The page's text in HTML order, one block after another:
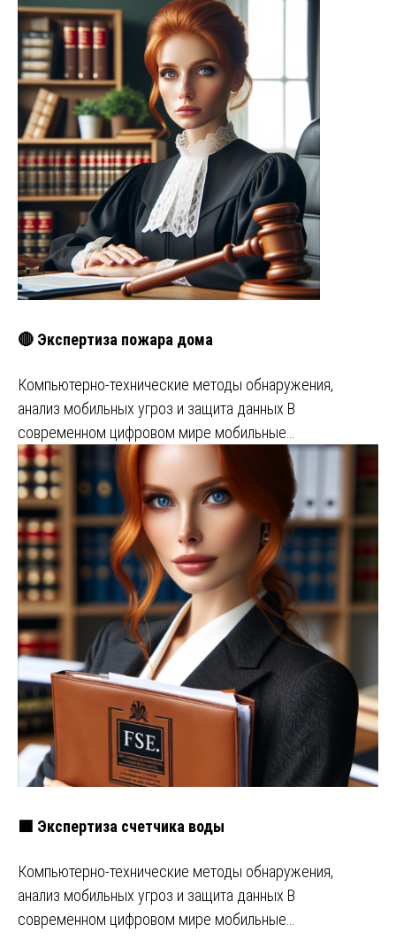
🔴 Экспертиза пожара дома
Компьютерно-технические методы обнаружения,
анализ мобильных угроз и защита данных В
современном цифровом мире мобильные…
🟩 Экспертиза счетчика воды
Компьютерно-технические методы обнаружения,
анализ мобильных угроз и защита данных В
современном цифровом мире мобильные…